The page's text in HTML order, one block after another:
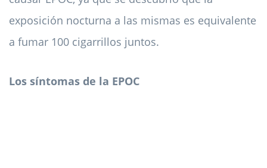
exposición nocturna a las mismas es equivalente
a fumar 100 cigarrillos juntos.
Los síntomas de la EPOC